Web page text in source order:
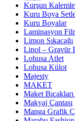
Kurşun
Kuru Boya
Kuru Boyalar
Laminasyon
Limon Sıkacağı
Linol – Gravür
Lohusa Atlet
Lohusa Külot
Majesty
MAKET
Maket
Makyaj Çantası
Manga Grafik